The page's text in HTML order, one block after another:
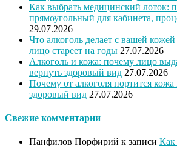
Как выбрать медицинский лоток:
прямоугольный для кабинета,
29.07.2026
Что алкоголь делает с вашей
лицо стареет на годы 27.07.2026
Алкоголь и кожа: почему лицо
вернуть здоровый вид 27.07.2026
Почему от алкоголя портится кожа
здоровый вид 27.07.2026
Свежие комментарии
Панфилов Порфирий к записи Как